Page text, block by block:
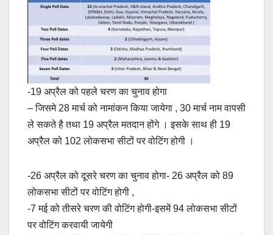
-19 अप्रैल को पहले चरण का चुनाव होगा
– जिसमे 28 मार्च को नामांकन किया जायेगा , 30 मार्च नाम वापसी
ले सकते है तथा 19 अप्रैल मतदान होंगे । इसके साथ ही 19
अप्रैल को 102 लोकसभा सीटों पर वोटिंग होगी ।
-26 अप्रैल को दूसरे चरण का चुनाव होगा- 26 अप्रैल को 89
लोकसभा सीटों पर वोटिंग होगी ,
-7 मई को तीसरे चरण की वोटिंग होगी-इसमें 94 लोकसभा सीटों
पर वोटिंग करवायी जायेगी